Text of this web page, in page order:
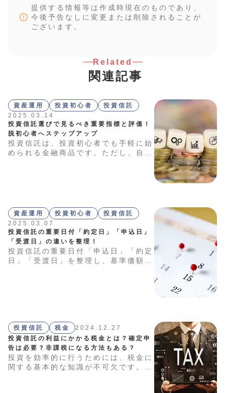
提供する情報等は作成時現在のものであり、
今後予告なしに変更または削除されることが
ございます。
Related
関連記事
資産運用 投資初心者
投資信託
2025.03.14
投資信託選びで見るべき重要指標と評価！
脱初心者へステップアップ
投資信託は、投資初心者でも手軽に始
められる金融商品です。ただし、自分
かりやすく解説します。
資産運用 投資初心者
投資信託
2025.03.07
投資信託の重要日付「約定日」「申込日」
「受渡日」の違いを整理！
投資信託の重要日付「申込日」「約定
日」「受渡日」を整理し、基準価額と
投資信託 税金
2024.12.27
投資信託の利益にかかる税金とは？確定申
告は必要？非課税になる方法もある？
投資を効率的に行うためには、税金に
関する基本的な知識が不可欠です。特